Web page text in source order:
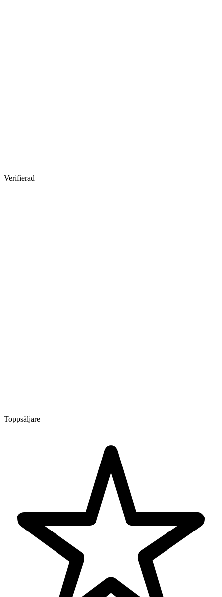
Verifierad
Toppsäljare